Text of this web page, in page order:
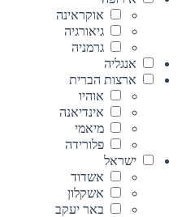
אוקראינה
גיאורגיה
גרמניה
אנגליה
ארצות הברית
אוהיו
אינדיאנה
מיאמי
פלורידה
ישראל
אשדוד
אשקלון
באר יעקב